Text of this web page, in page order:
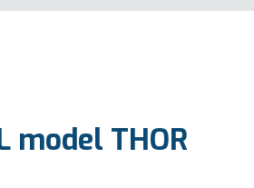
model THOR